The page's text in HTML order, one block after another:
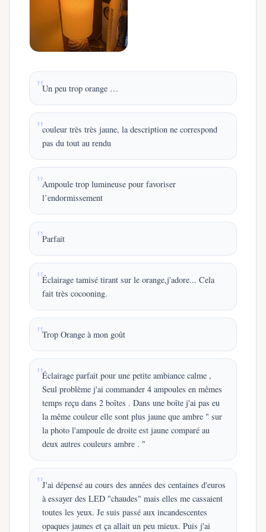
Un peu trop orange …
couleur très très jaune, la description ne correspond
pas du tout au rendu
Ampoule trop lumineuse pour favoriser
l’endormissement
Parfait
Éclairage tamisé tirant sur le orange,j'adore... Cela
fait très cocooning.
Trop Orange à mon goût
Éclairage parfait pour une petite ambiance calme ,
Seul problème j'ai commander 4 ampoules en mêmes
temps reçu dans 2 boîtes . Dans une boîte j'ai pas eu
la même couleur elle sont plus jaune que ambre " sur
la photo l'ampoule de droite est jaune comparé au
deux autres couleurs ambre . "
J'ai dépensé au cours des années des centaines d'euros
à essayer des LED "chaudes" mais elles me cassaient
toutes les yeux. Je suis passé aux incandescentes
opaques jaunes et ça allait un peu mieux. Puis j'ai